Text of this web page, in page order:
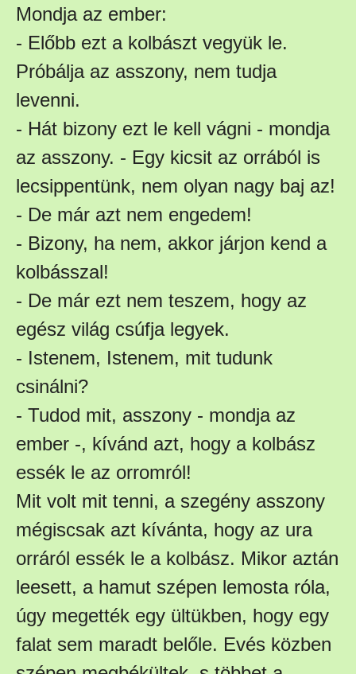
Mondja az ember:
- Előbb ezt a kolbászt vegyük le.
Próbálja az asszony, nem tudja
levenni.
- Hát bizony ezt le kell vágni - mondja
az asszony. - Egy kicsit az orrából is
lecsippentünk, nem olyan nagy baj az!
- De már azt nem engedem!
- Bizony, ha nem, akkor járjon kend a
kolbásszal!
- De már ezt nem teszem, hogy az
egész világ csúfja legyek.
- Istenem, Istenem, mit tudunk
csinálni?
- Tudod mit, asszony - mondja az
ember -, kívánd azt, hogy a kolbász
essék le az orromról!
Mit volt mit tenni, a szegény asszony
mégiscsak azt kívánta, hogy az ura
orráról essék le a kolbász. Mikor aztán
leesett, a hamut szépen lemosta róla,
úgy megették egy ültükben, hogy egy
falat sem maradt belőle. Evés közben